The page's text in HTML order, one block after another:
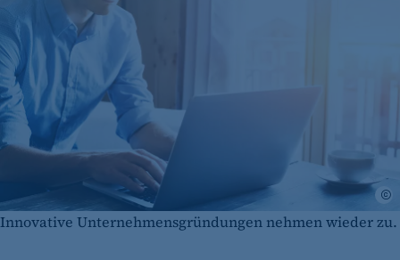
Innovative Unternehmensgründungen nehmen wieder zu.